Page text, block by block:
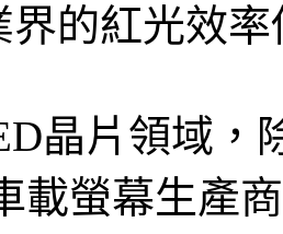
界的紅光效
晶片領域，
載螢幕生產